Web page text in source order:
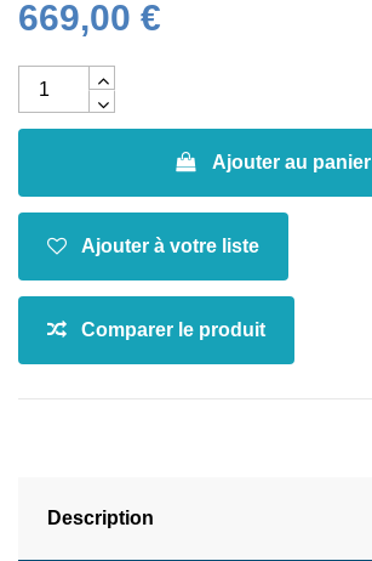
669,00 €
Ajouter au panier
Description